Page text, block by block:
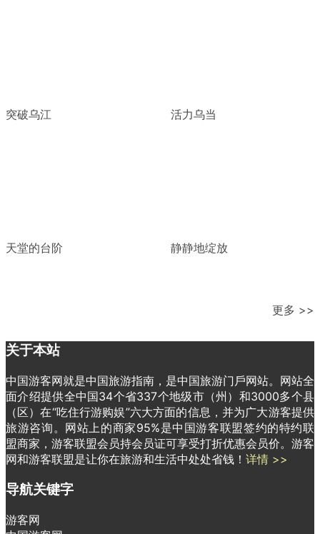
突破乌江 活力乌当
天堂的台阶 静静地绽放
更多 >>
关于本站
中国游客网就是中国旅游指南，是中国旅游门戶网站。网站全
面介绍提供全中国34个省337个地级市（州）和3000多个县
（区）在“吃住行游购娱”六大方面的信息，并为广大游客提供
旅游咨询。网站上的商家95%是中国游客联盟签约的特约联
盟商家，游客联盟会员持会员证可享受打折优惠会员价。游客
网和游客联盟是让你在旅游和生活中处处省钱！ 详情 >>
导航关键字
游客网